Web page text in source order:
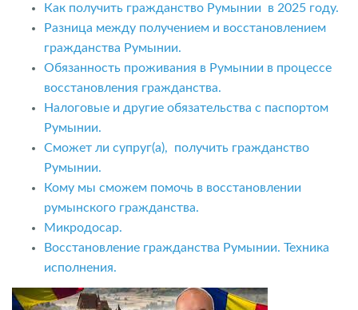
Как получить гражданство Румынии в 2025 году.
Разница между получением и восстановлением
гражданства Румынии.
Обязанность проживания в Румынии в процессе
восстановления гражданства.
Налоговые и другие обязательства с паспортом
Румынии.
Сможет ли супруг(а), получить гражданство
Румынии.
Кому мы сможем помочь в восстановлении
румынского гражданства.
Микродосар.
Восстановление гражданства Румынии. Техника
исполнения.